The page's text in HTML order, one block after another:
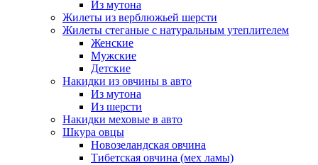
Из мутона
Жилеты из верблюжьей шерсти
Жилеты стеганые с натуральным утеплителем
Женские
Мужские
Детские
Накидки из овчины в авто
Из мутона
Из шерсти
Накидки меховые в авто
Шкура овцы
Новозеландская овчина
Тибетская овчина (мех ламы)